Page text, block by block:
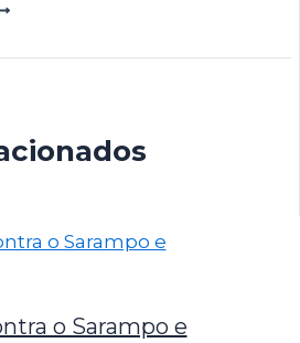
o Sarampo e